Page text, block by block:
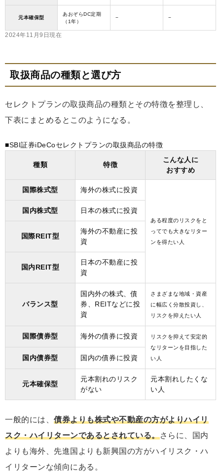
元本確保型
あおぞらDC定期
（1年）
− −
2024年11月9日現在
取扱商品の種類と選び方
セレクトプランの取扱商品の種類とその特徴を整理し、
下表にまとめるとこのようになる。
■SBI証券iDeCoセレクトプランの取扱商品の特徴
種類 特徴
こんな人に
おすすめ
国際株式型 海外の株式に投資
ある程度のリスクをと
ってでも大きなリター
ンを得たい人
国内株式型 日本の株式に投資
国際REIT型
海外の不動産に投
資
国内REIT型
日本の不動産に投
資
バランス型
国内外の株式、債
券、REITなどに投
資
さまざまな地域・資産
に幅広く分散投資し、
リスクを抑えたい人
国際債券型 海外の債券に投資
リスクを抑えて安定的
なリターンを目指した
い人
国内債券型 国内の債券に投資
元本確保型
元本割れのリスク
がない
元本割れしたくな
い人
一般的には、 債券よりも株式や不動産の方がよりハイリ
スク・ハイリターンであるとされている。さらに、国内
よりも海外、先進国よりも新興国の方がハイリスク・ハ
イリターンな傾向にある。